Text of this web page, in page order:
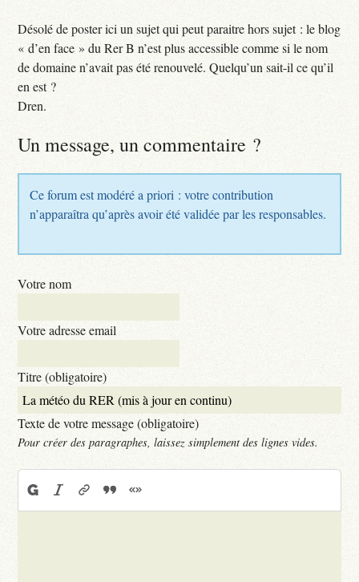
Désolé de poster ici un sujet qui peut paraitre hors sujet : le blog
« d’en face » du Rer B n’est plus accessible comme si le nom
de domaine n’avait pas été renouvelé. Quelqu’un sait-il ce qu’il
en est ?
Dren.
Un message, un commentaire ?
Ce forum est modéré a priori : votre contribution
n’apparaîtra qu’après avoir été validée par les responsables.
Votre nom
Votre adresse email
Titre (obligatoire)
Texte de votre message (obligatoire)
Pour créer des paragraphes, laissez simplement des lignes vides.